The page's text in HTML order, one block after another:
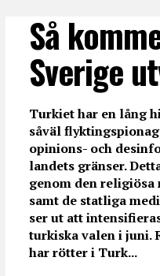
Så
Sverige
Turkiet har en lång
såväl
opinions- och
landets gränser.
genom den religiösa
samt de statliga
ser ut att
turkiska valen i juni.
har rötter i Turk...